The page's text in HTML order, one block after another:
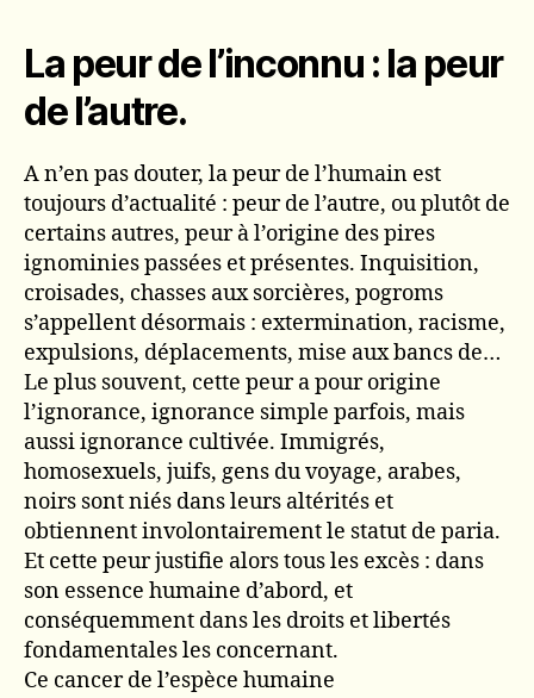
La peur de l’inconnu : la peur
de l’autre.
A n’en pas douter, la peur de l’humain est
toujours d’actualité : peur de l’autre, ou plutôt de
certains autres, peur à l’origine des pires
ignominies passées et présentes. Inquisition,
croisades, chasses aux sorcières, pogroms
s’appellent désormais : extermination, racisme,
expulsions, déplacements, mise aux bancs de…
Le plus souvent, cette peur a pour origine
l’ignorance, ignorance simple parfois, mais
aussi ignorance cultivée. Immigrés,
homosexuels, juifs, gens du voyage, arabes,
noirs sont niés dans leurs altérités et
obtiennent involontairement le statut de paria.
Et cette peur justifie alors tous les excès : dans
son essence humaine d’abord, et
conséquemment dans les droits et libertés
fondamentales les concernant.
Ce cancer de l’espèce humaine